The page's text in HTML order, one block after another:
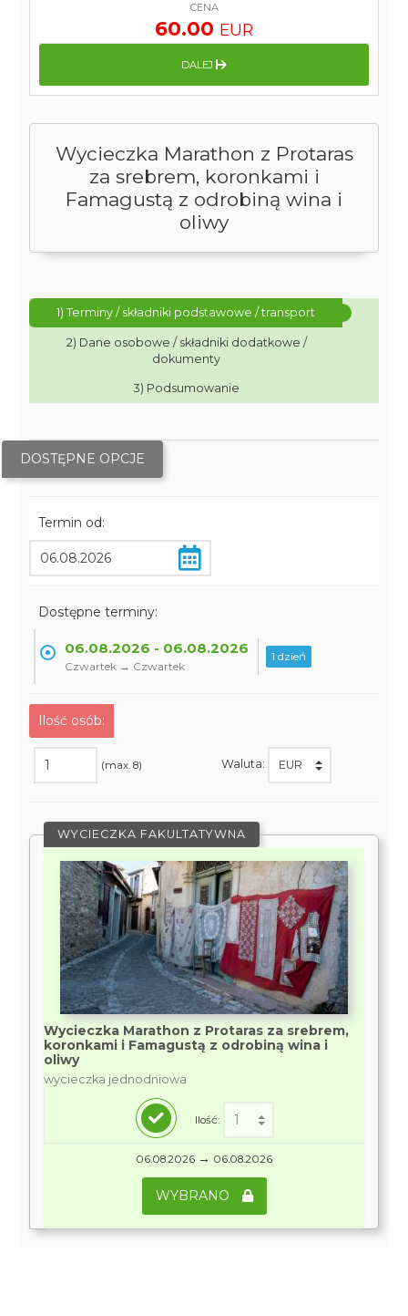
Wycieczka Marathon z Protaras
za srebrem, koronkami i
Famagustą z odrobiną wina i
oliwy
1) Terminy / składniki podstawowe / transport
2) Dane osobowe / składniki dodatkowe /
dokumenty
3) Podsumowanie
DOSTĘPNE OPCJE
Termin od:
Dostępne terminy:
06.08.2026 - 06.08.2026
Czwartek → Czwartek
1 dzień
Ilość osób:
(max. 8) Waluta:
WYCIECZKA FAKULTATYWNA
Wycieczka Marathon z Protaras za srebrem,
koronkami i Famagustą z odrobiną wina i
oliwy
wycieczka jednodniowa
Ilość:
06.08.2026 → 06.08.2026
WYBRANO
CENA
60.00 EUR
DALEJ